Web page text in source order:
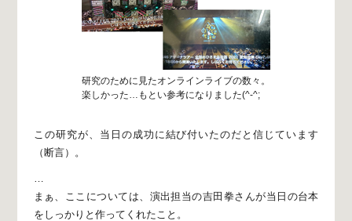
研究のために見たオンラインライブの数々。
楽しかった…もとい参考になりました(^-^;
この研究が、当日の成功に 結び付いたのだと信じています
（断言）。
まぁ、ここについては、演出担当の吉田拳さんが当日の台本
をしっかりと作ってくれたこと。